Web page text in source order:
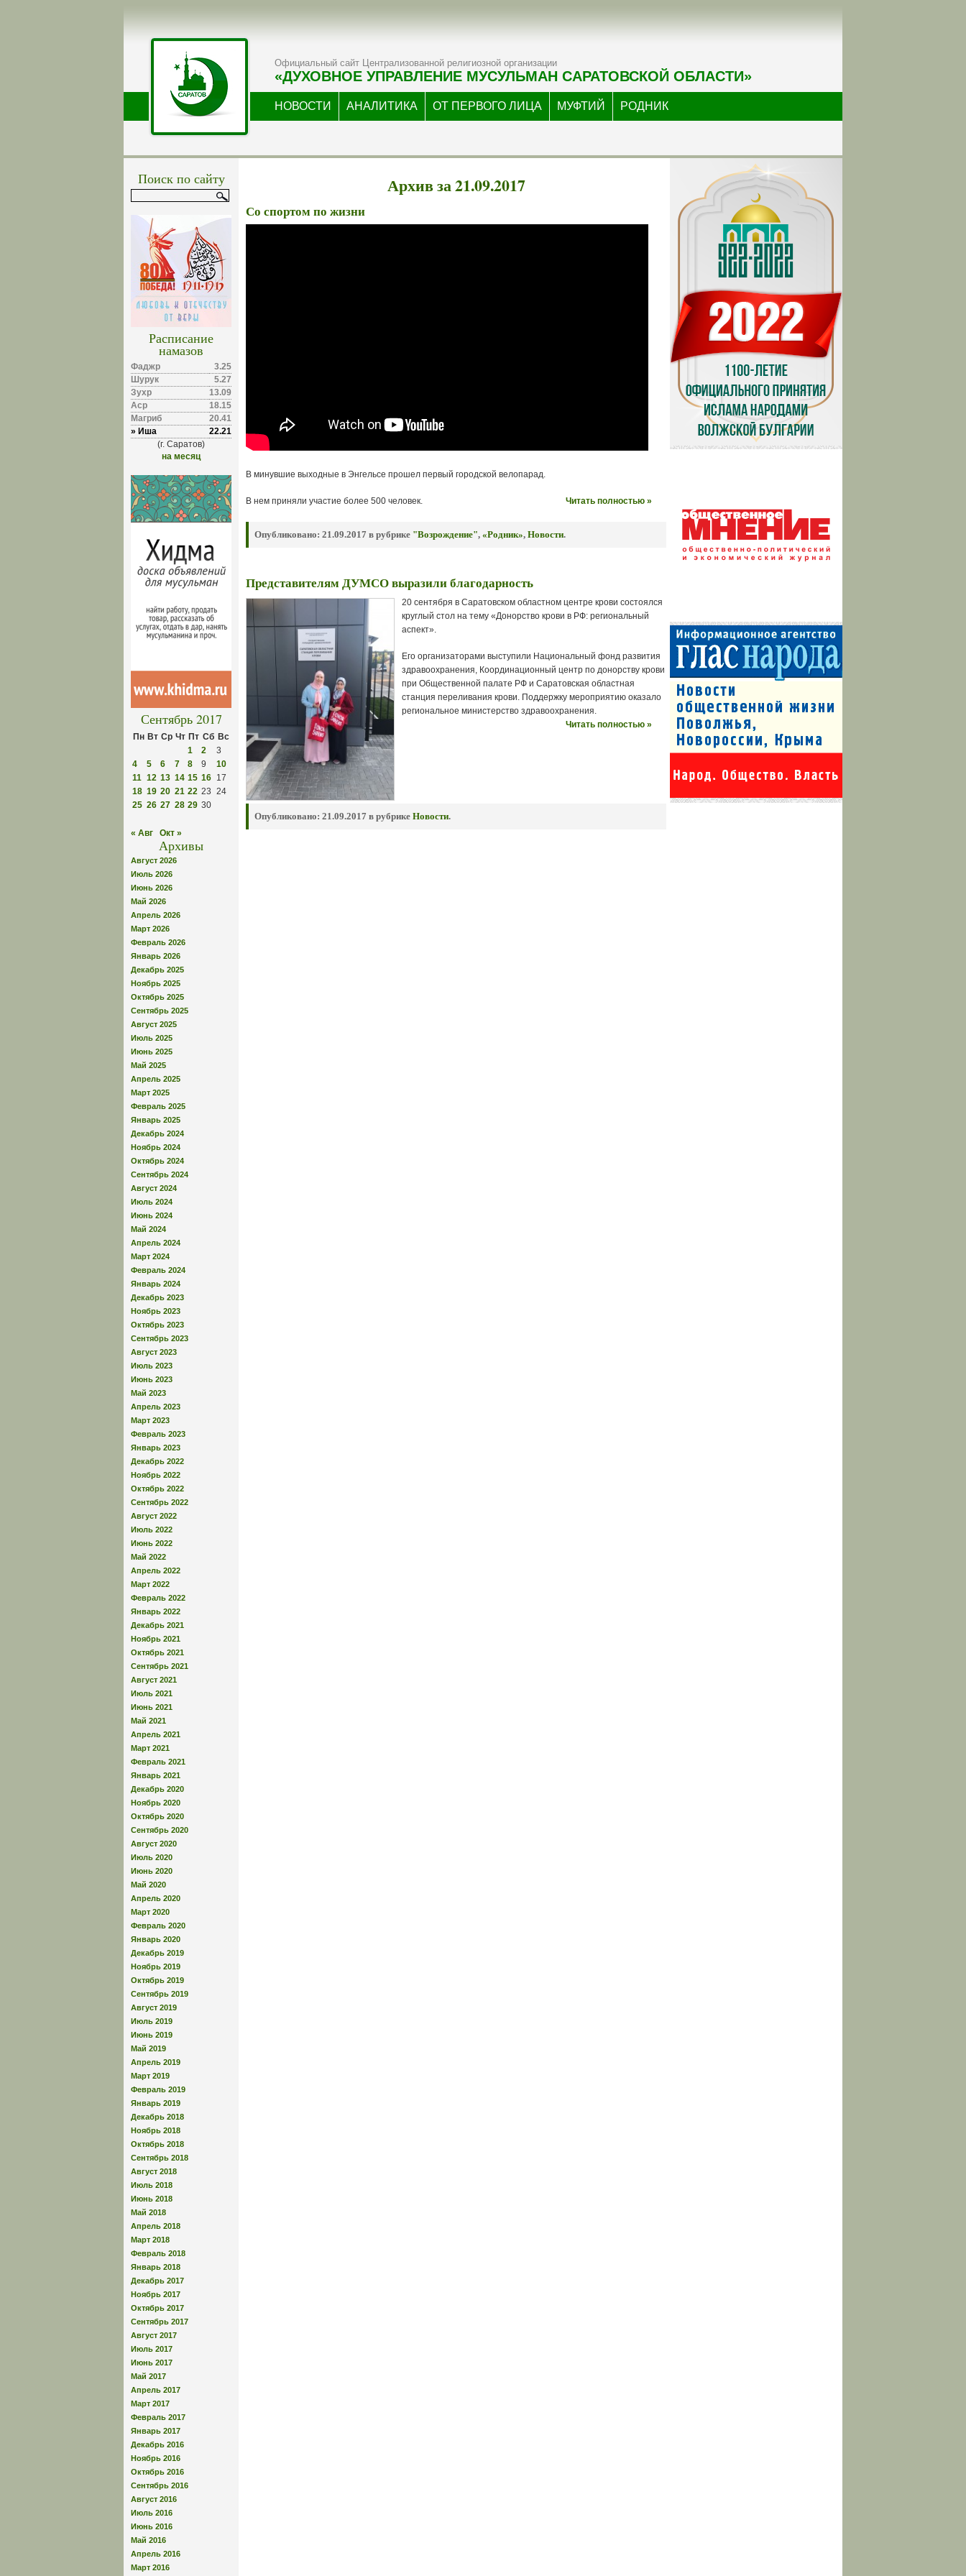
Официальный сайт Централизованной религиозной организации
«ДУХОВНОЕ УПРАВЛЕНИЕ МУСУЛЬМАН САРАТОВСКОЙ ОБЛАСТИ»
НОВОСТИ АНАЛИТИКА ОТ ПЕРВОГО ЛИЦА МУФТИЙ РОДНИК
Поиск по сайту
Расписание
намазов
Фаджр
3.25
Шурук
5.27
Зухр
13.09
Аср
18.15
Магриб
20.41
» Иша
22.21
(г. Саратов)
на месяц
Сентябрь 2017
Пн Вт Ср Чт Пт Сб Вс
1
2
3
4
5 6 7 8 9
10
11 12 13 14 15 16 17
18 19 20 21 22 23 24
25 26 27 28 29 30
« Авг Окт »
Архивы
Август 2026
Июль 2026
Июнь 2026
Май 2026
Апрель 2026
Март 2026
Февраль 2026
Январь 2026
Декабрь 2025
Ноябрь 2025
Октябрь 2025
Сентябрь 2025
Август 2025
Июль 2025
Июнь 2025
Май 2025
Апрель 2025
Март 2025
Февраль 2025
Январь 2025
Декабрь 2024
Ноябрь 2024
Октябрь 2024
Сентябрь 2024
Август 2024
Июль 2024
Июнь 2024
Май 2024
Апрель 2024
Март 2024
Февраль 2024
Январь 2024
Декабрь 2023
Ноябрь 2023
Октябрь 2023
Сентябрь 2023
Август 2023
Июль 2023
Июнь 2023
Май 2023
Апрель 2023
Март 2023
Февраль 2023
Январь 2023
Декабрь 2022
Ноябрь 2022
Октябрь 2022
Сентябрь 2022
Август 2022
Июль 2022
Июнь 2022
Май 2022
Апрель 2022
Март 2022
Февраль 2022
Январь 2022
Декабрь 2021
Ноябрь 2021
Октябрь 2021
Сентябрь 2021
Август 2021
Июль 2021
Июнь 2021
Май 2021
Апрель 2021
Март 2021
Февраль 2021
Январь 2021
Декабрь 2020
Ноябрь 2020
Октябрь 2020
Сентябрь 2020
Август 2020
Июль 2020
Июнь 2020
Май 2020
Апрель 2020
Март 2020
Февраль 2020
Январь 2020
Декабрь 2019
Ноябрь 2019
Октябрь 2019
Сентябрь 2019
Август 2019
Июль 2019
Июнь 2019
Май 2019
Апрель 2019
Март 2019
Февраль 2019
Январь 2019
Декабрь 2018
Ноябрь 2018
Октябрь 2018
Сентябрь 2018
Август 2018
Июль 2018
Июнь 2018
Май 2018
Апрель 2018
Март 2018
Февраль 2018
Январь 2018
Декабрь 2017
Ноябрь 2017
Октябрь 2017
Сентябрь 2017
Август 2017
Июль 2017
Июнь 2017
Май 2017
Апрель 2017
Март 2017
Февраль 2017
Январь 2017
Декабрь 2016
Ноябрь 2016
Октябрь 2016
Сентябрь 2016
Август 2016
Июль 2016
Июнь 2016
Май 2016
Апрель 2016
Март 2016
Архив за 21.09.2017
Со спортом по жизни
В минувшие выходные в Энгельсе прошел первый городской велопарад.
В нем приняли участие более 500 человек. Читать полностью »
Опубликовано: 21.09.2017 в рубрике "Возрождение", «Родник», Новости.
Представителям ДУМСО выразили благодарность
20 сентября в Саратовском областном центре крови состоялся
круглый стол на тему «Донорство крови в РФ: региональный
аспект».
Его организаторами выступили Национальный фонд развития
здравоохранения, Координационный центр по донорству крови
при Общественной палате РФ и Саратовская областная
станция переливания крови. Поддержку мероприятию оказало
региональное министерство здравоохранения.
Читать полностью »
Опубликовано: 21.09.2017 в рубрике Новости.